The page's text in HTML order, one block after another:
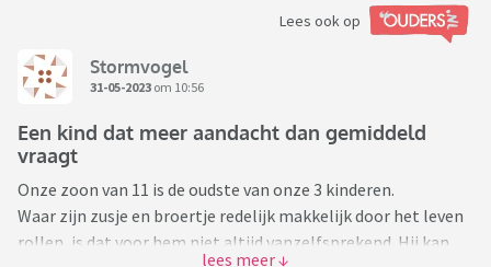
Lees ook op
Stormvogel
31-05-2023 om 10:56
Een kind dat meer aandacht dan gemiddeld
vraagt
Onze zoon van 11 is de oudste van onze 3 kinderen.
Waar zijn zusje en broertje redelijk makkelijk door het leven
rollen, is dat voor hem niet altijd vanzelfsprekend. Hij kan